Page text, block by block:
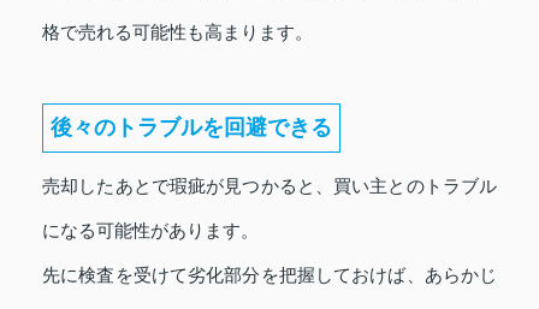
格で売れる可能性も高まります。
後々のトラブルを回避できる
売却したあとで瑕疵が見つかると、買い主とのトラブル
になる可能性があります。
先に検査を受けて劣化部分を把握しておけば、あらかじ